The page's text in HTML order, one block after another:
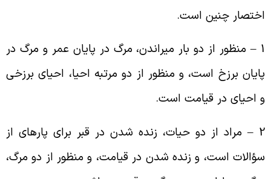
چنین است.
1 – منظور از دو بار میراندن، مرگ در پایان عمر و مرگ در
برزخ است، و منظور از دو مرتبه احیا، احیاى برزخى
احیاى در قیامت است.
2 – مراد از دو حیات، زنده شدن در قبر براى پاره‏اى از
است، و زنده شدن در قیامت، و منظور از دو مرگ،